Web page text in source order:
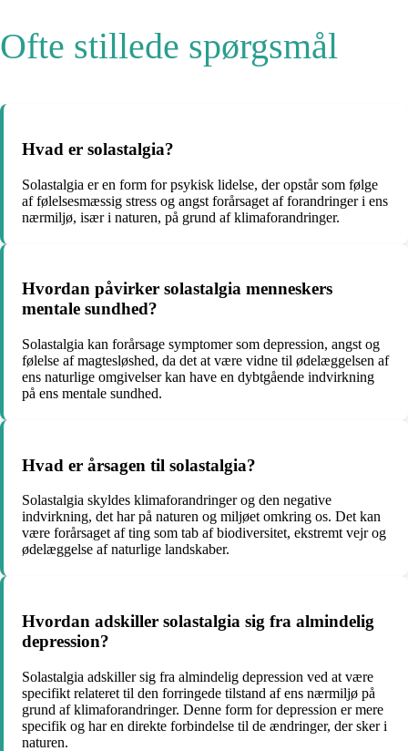
Ofte stillede spørgsmål
Hvad er solastalgia?
Solastalgia er en form for psykisk lidelse, der opstår som følge
af følelsesmæssig stress og angst forårsaget af forandringer i ens
nærmiljø, især i naturen, på grund af klimaforandringer.
Hvordan påvirker solastalgia menneskers
mentale sundhed?
Solastalgia kan forårsage symptomer som depression, angst og
følelse af magtesløshed, da det at være vidne til ødelæggelsen af
ens naturlige omgivelser kan have en dybtgående indvirkning
på ens mentale sundhed.
Hvad er årsagen til solastalgia?
Solastalgia skyldes klimaforandringer og den negative
indvirkning, det har på naturen og miljøet omkring os. Det kan
være forårsaget af ting som tab af biodiversitet, ekstremt vejr og
ødelæggelse af naturlige landskaber.
Hvordan adskiller solastalgia sig fra almindelig
depression?
Solastalgia adskiller sig fra almindelig depression ved at være
specifikt relateret til den forringede tilstand af ens nærmiljø på
grund af klimaforandringer. Denne form for depression er mere
specifik og har en direkte forbindelse til de ændringer, der sker i
naturen.